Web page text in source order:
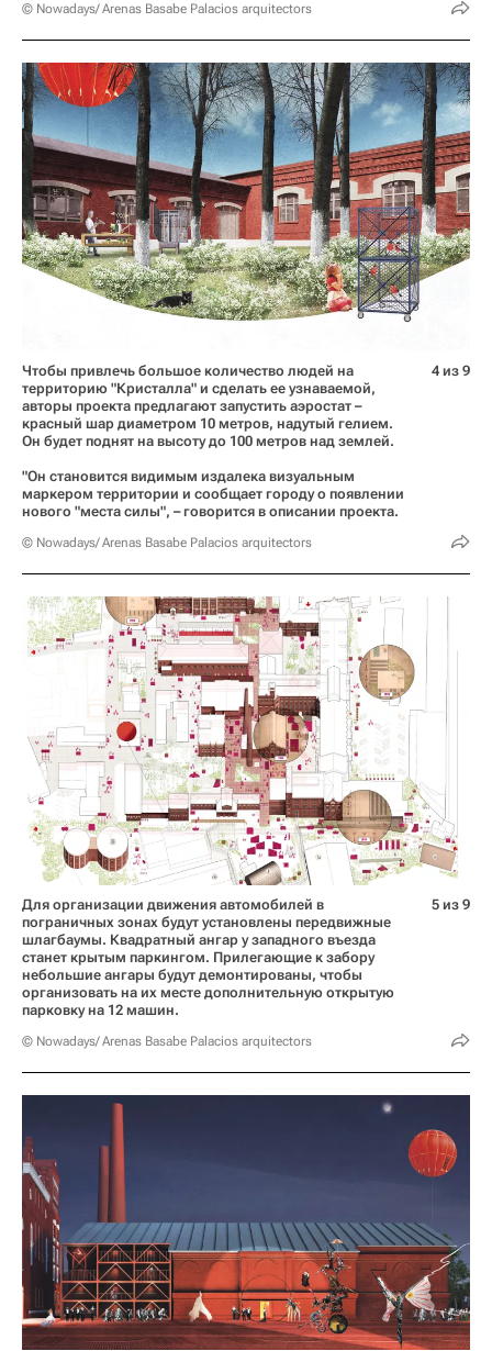
© Nowadays/ Arenas Basabe Palacios arquitectors
Чтобы привлечь большое количество людей на
территорию "Кристалла" и сделать ее узнаваемой,
авторы проекта предлагают запустить аэростат –
красный шар диаметром 10 метров, надутый гелием.
Он будет поднят на высоту до 100 метров над землей.
"Он становится видимым издалека визуальным
маркером территории и сообщает городу о появлении
нового "места силы", – говорится в описании проекта.
© Nowadays/ Arenas Basabe Palacios arquitectors
4 из 9
Для организации движения автомобилей в
пограничных зонах будут установлены передвижные
шлагбаумы. Квадратный ангар у западного въезда
станет крытым паркингом. Прилегающие к забору
небольшие ангары будут демонтированы, чтобы
организовать на их месте дополнительную открытую
парковку на 12 машин.
© Nowadays/ Arenas Basabe Palacios arquitectors
5 из 9